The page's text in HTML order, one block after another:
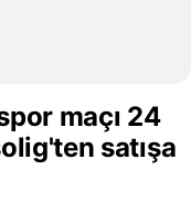
maçı 24
satışa